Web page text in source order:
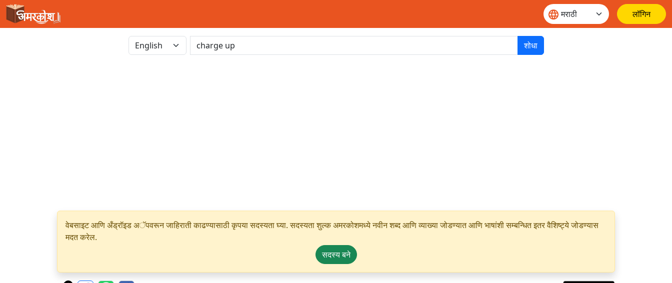
लॉगिन
शोधा
वेबसाइट आणि अँड्रॉइड अॅपवरून जाहिराती काढण्यासाठी कृपया सदस्यता घ्या. सदस्यता शुल्क अमरकोशमध्ये नवीन शब्द आणि व्याख्या जोडण्यात आणि भाषांशी सम्बन्धित इतर वैशिष्ट्ये जोडण्यास
मदत करेल.
सदस्य बने